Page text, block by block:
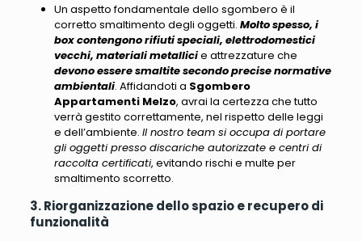
Un aspetto fondamentale dello sgombero è il
corretto smaltimento degli oggetti. Molto spesso, i
box contengono rifiuti speciali, elettrodomestici
vecchi, materiali metallicie attrezzature che
devono essere smaltite secondo precise normative
ambientali. Affidandoti a Sgombero
Appartamenti Melzo, avrai la certezza che tutto
verrà gestito correttamente, nel rispetto delle leggi
e dell’ambiente. Il nostro team si occupa di portare
gli oggetti presso discariche autorizzate e centri di
raccolta certificati, evitando rischi e multe per
smaltimento scorretto.
3. Riorganizzazione dello spazio e recupero di
funzionalità